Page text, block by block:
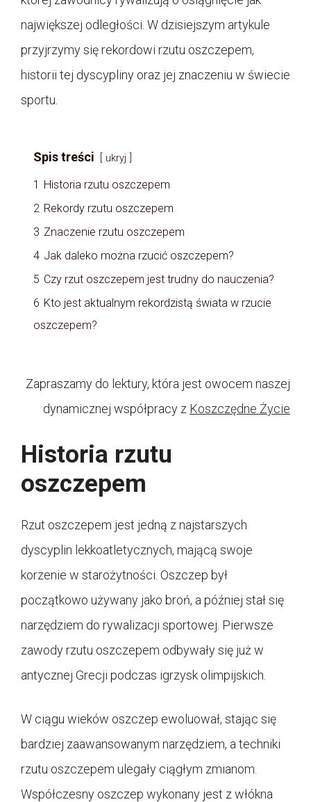
największej odległości. W dzisiejszym artykule
przyjrzymy się rekordowi rzutu oszczepem,
historii tej dyscypliny oraz jej znaczeniu w świecie
sportu.
Spis treści ukryj
1 Historia rzutu oszczepem
2 Rekordy rzutu oszczepem
3 Znaczenie rzutu oszczepem
4 Jak daleko można rzucić oszczepem?
5 Czy rzut oszczepem jest trudny do nauczenia?
6 Kto jest aktualnym rekordzistą świata w rzucie
oszczepem?
Zapraszamy do lektury, która jest owocem naszej
dynamicznej współpracy z Koszczędne Życie
Historia rzutu
oszczepem
Rzut oszczepem jest jedną z najstarszych
dyscyplin lekkoatletycznych, mającą swoje
korzenie w starożytności. Oszczep był
początkowo używany jako broń, a później stał się
narzędziem do rywalizacji sportowej. Pierwsze
zawody rzutu oszczepem odbywały się już w
antycznej Grecji podczas igrzysk olimpijskich.
W ciągu wieków oszczep ewoluował, stając się
bardziej zaawansowanym narzędziem, a techniki
rzutu oszczepem ulegały ciągłym zmianom.
Współczesny oszczep wykonany jest z włókna